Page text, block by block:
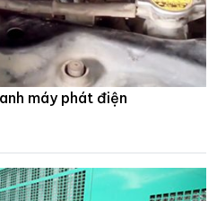
máy phát điện